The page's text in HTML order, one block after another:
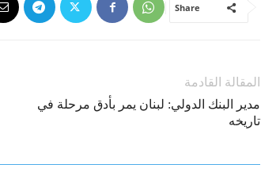
Share
المقالة القادمة
مدير البنك الدولي: لبنان يمر بأدق مرحلة في
تاريخه